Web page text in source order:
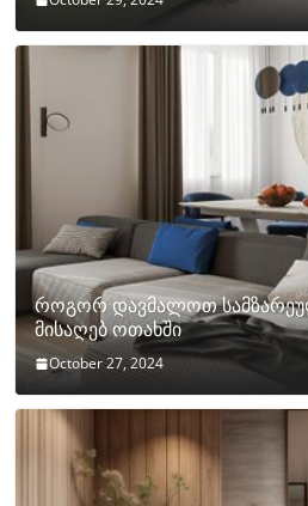
როგორ დავმალოთ
მისაღებ ოთახში
October 27, 2024